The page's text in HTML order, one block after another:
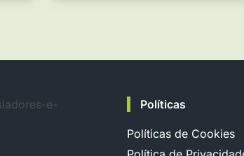
Políticas
Políticas de Cookies